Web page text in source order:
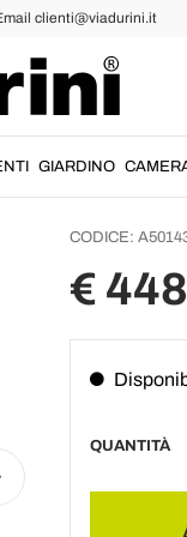
clienti@viadurini.it
GIARDINO
Mano
CODICE:
€
QUANTITÀ